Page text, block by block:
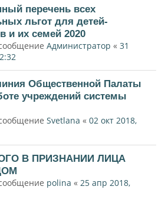
перечень всех
льгот для детей-
и их семей 2020
Администратор « 31
Общественной Палаты
учреждений системы
Svetlana « 02 окт 2018,
В ПРИЗНАНИИ ЛИЦА
polina « 25 апр 2018,